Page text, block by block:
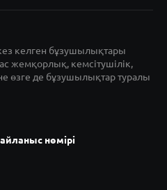
келген бұзушылықтары
жемқорлық, кемсітушілік,
өзге де бұзушылықтар туралы
нөмірі